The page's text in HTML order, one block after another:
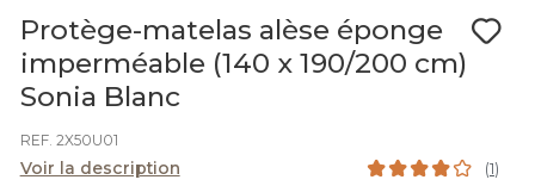
Protège-matelas alèse éponge
imperméable (140 x 190/200 cm)
Sonia Blanc
REF. 2X50U01
Voir la description (1)